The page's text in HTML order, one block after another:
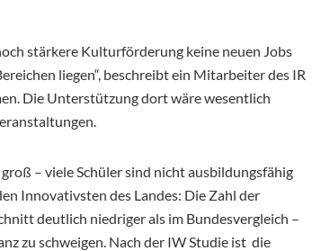
stärkere Kulturförderung keine neuen Jobs
liegen“, beschreibt ein Mitarbeiter des IR
Die Unterstützung dort wäre wesentlich
– viele Schüler sind nicht ausbildungsfähig
Innovativsten des Landes: Die Zahl der
deutlich niedriger als im Bundesvergleich –
zu schweigen. Nach der IW Studie ist die